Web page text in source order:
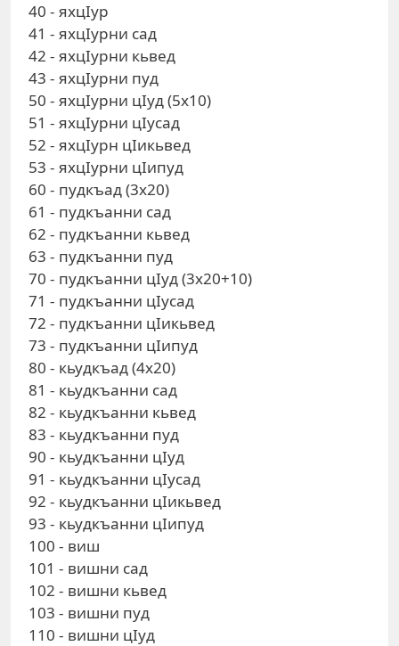
40 - яхцIур
41 - яхцIурни сад
42 - яхцIурни кьвед
43 - яхцIурни пуд
50 - яхцIурни цIуд (5х10)
51 - яхцIурни цIусад
52 - яхцIурн цIикьвед
53 - яхцIурни цIипуд
60 - пудкъад (3х20)
61 - пудкъанни сад
62 - пудкъанни кьвед
63 - пудкъанни пуд
70 - пудкъанни цIуд (3х20+10)
71 - пудкъанни цIусад
72 - пудкъанни цIикьвед
73 - пудкъанни цIипуд
80 - кьудкъад (4х20)
81 - кьудкъанни сад
82 - кьудкъанни кьвед
83 - кьудкъанни пуд
90 - кьудкъанни цIуд
91 - кьудкъанни цIусад
92 - кьудкъанни цIикьвед
93 - кьудкъанни цIипуд
100 - виш
101 - вишни сад
102 - вишни кьвед
103 - вишни пуд
110 - вишни цIуд